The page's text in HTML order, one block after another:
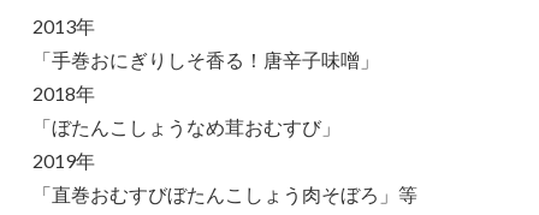
2013年
「手巻おにぎりしそ香る！唐辛子味噌」
2018年
「ぼたんこしょうなめ茸おむすび」
2019年
「直巻おむすびぼたんこしょう肉そぼろ」等